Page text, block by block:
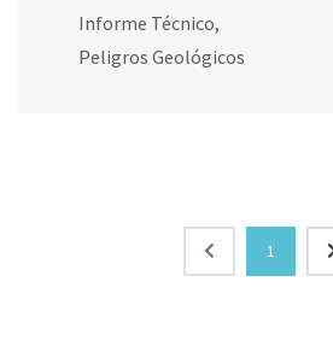
Informe Técnico,
Peligros Geológicos
1